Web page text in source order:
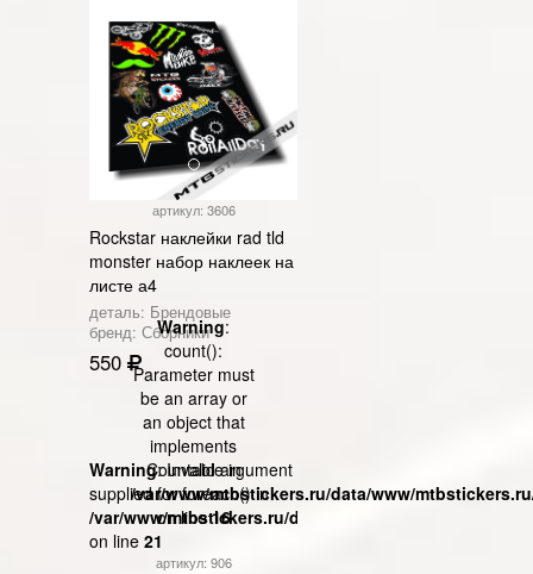
артикул: 3606
Rockstar наклейки rad tld
monster набор наклеек на
листе а4
деталь: Брендовые
бренд: Сборники
550
Warning:
count():
Parameter must
be an array or
an object that
implements
Countable in
/var/www/mtbstickers.ru/data/www/
on line16
Warning: Invalid argument
supplied for foreach() in
/var/www/mtbstickers.ru/data/www/mtbstickers.ru/
on line 21
артикул: 906